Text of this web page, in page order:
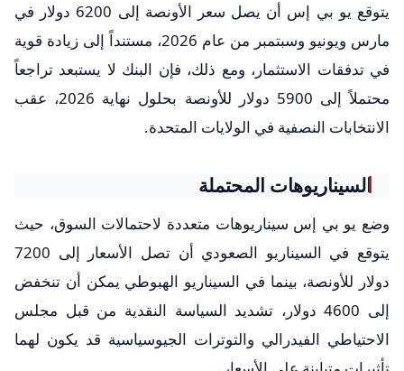
يتوقع يو بي إس أن يصل سعر الأونصة إلى 6200 دولار في
مارس ويونيو وسبتمبر من عام 2026، مستنداً إلى زيادة قوية
في تدفقات الاستثمار، ومع ذلك، فإن البنك لا يستبعد تراجعاً
محتملاً إلى 5900 دولار للأونصة بحلول نهاية 2026، عقب
الانتخابات النصفية في الولايات المتحدة.
السيناريوهات المحتملة
وضع يو بي إس سيناريوهات متعددة لاحتمالات السوق، حيث
يتوقع في السيناريو الصعودي أن تصل الأسعار إلى 7200
دولار للأونصة، بينما في السيناريو الهبوطي يمكن أن تنخفض
إلى 4600 دولار، تشديد السياسة النقدية من قبل مجلس
الاحتياطي الفيدرالي والتوترات الجيوسياسية قد يكون لهما